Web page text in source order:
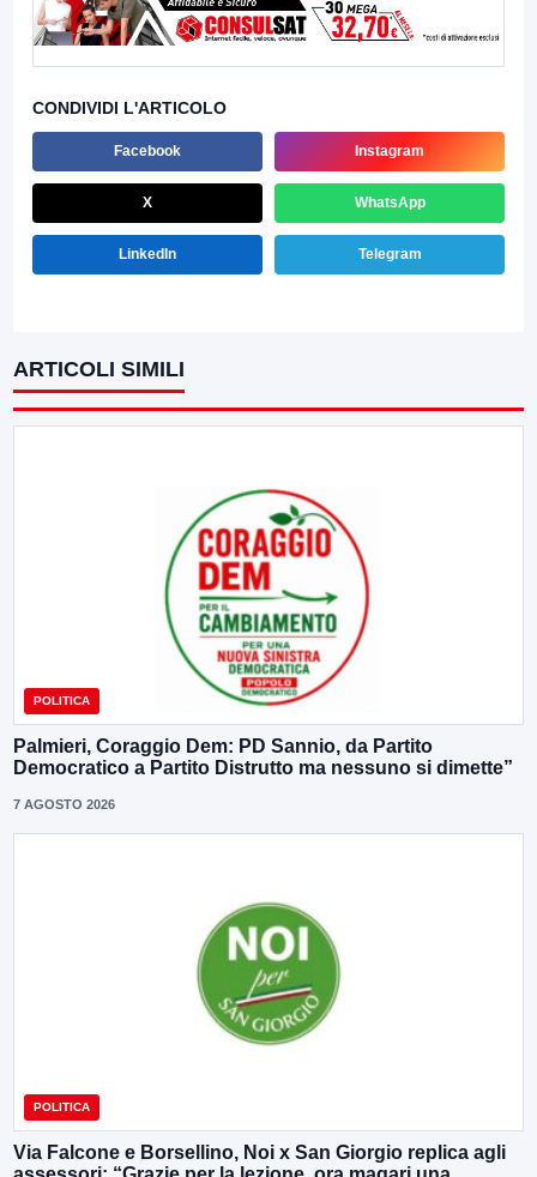
CONDIVIDI L'ARTICOLO
Facebook Instagram
X WhatsApp
LinkedIn Telegram
ARTICOLI SIMILI
POLITICA
Palmieri, Coraggio Dem: PD Sannio, da Partito
Democratico a Partito Distrutto ma nessuno si dimette”
7 AGOSTO 2026
POLITICA
Via Falcone e Borsellino, Noi x San Giorgio replica agli